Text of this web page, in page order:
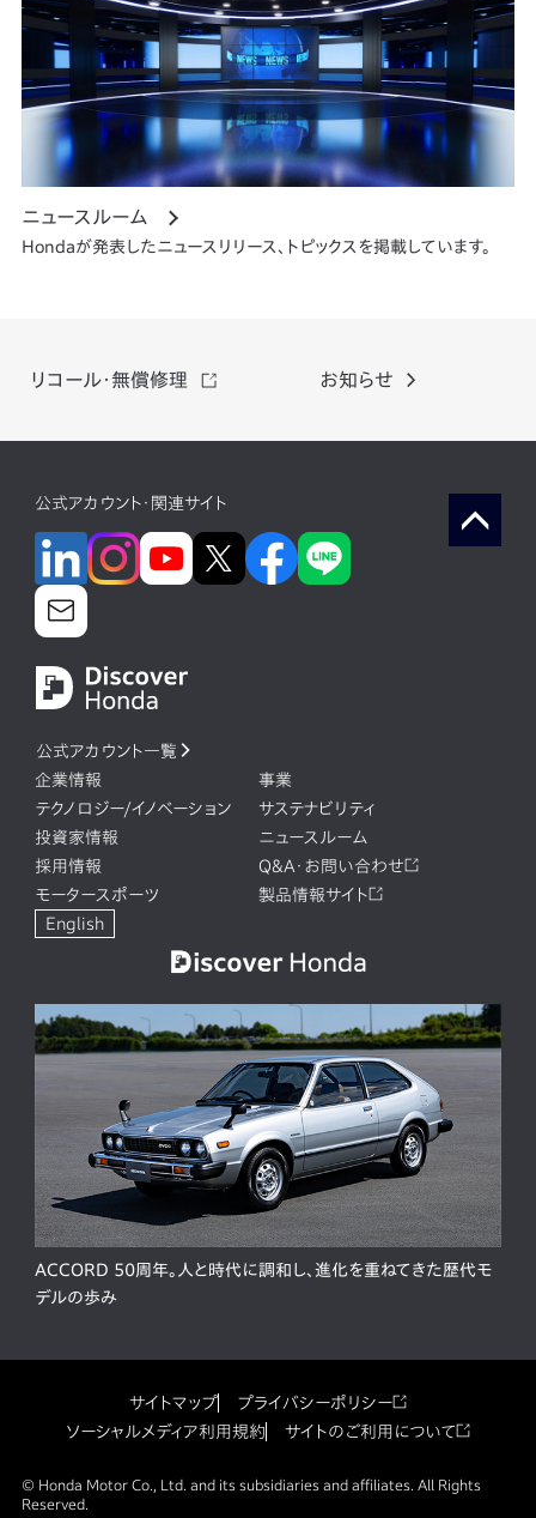
ニュースルーム
Hondaが発表したニュースリリース、トピックスを掲載しています。
リコール・無償修理 お知らせ
公式アカウント・関連サイト
公式アカウント一覧
企業情報
事業
テクノロジー/イノベーション
サステナビリティ
投資家情報
ニュースルーム
採用情報
Q&A・お問い合わせ
モータースポーツ
製品情報サイト
English
ACCORD 50周年。人と時代に調和し、進化を重ねてきた歴代モ
デルの歩み
サイトマップ
プライバシーポリシー
ソーシャルメディア利用規約
サイトのご利用について
© Honda Motor Co., Ltd. and its subsidiaries and affiliates. All Rights
Reserved.